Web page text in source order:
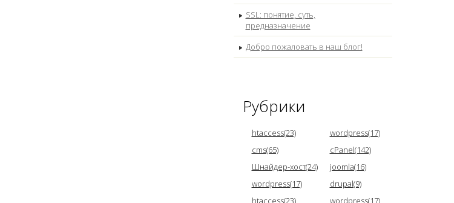
SSL: понятие, суть,
предназначение
Добро пожаловать в наш блог!
Рубрики
htaccess(23)
wordpress(17)
cms(65)
cPanel(142)
Шнайдер-хост(24)
joomla(16)
wordpress(17)
drupal(9)